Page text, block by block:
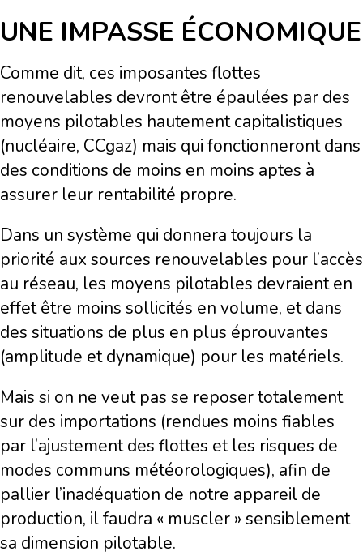
UNE IMPASSE ÉCONOMIQUE
Comme dit, ces imposantes flottes
renouvelables devront être épaulées par des
moyens pilotables hautement capitalistiques
(nucléaire, CCgaz) mais qui fonctionneront dans
des conditions de moins en moins aptes à
assurer leur rentabilité propre.
Dans un système qui donnera toujours la
priorité aux sources renouvelables pour l’accès
au réseau, les moyens pilotables devraient en
effet être moins sollicités en volume, et dans
des situations de plus en plus éprouvantes
(amplitude et dynamique) pour les matériels.
Mais si on ne veut pas se reposer totalement
sur des importations (rendues moins fiables
par l’ajustement des flottes et les risques de
modes communs météorologiques), afin de
pallier l’inadéquation de notre appareil de
production, il faudra « muscler » sensiblement
sa dimension pilotable.